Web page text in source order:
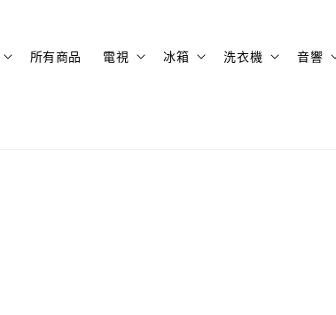
所有商品 電視 冰箱 洗衣機 音響